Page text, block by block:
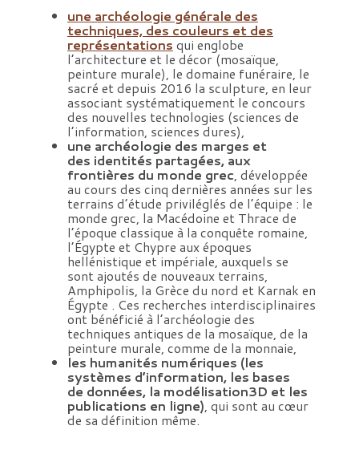
a
n
é
e
o
c
c
i
d
e
n
t
a
l
e
»
,
V
I
I
e
-
I
V
e
s
i
è
une archéologie générale des
techniques, des couleurs et des
représentations qui englobe
l’architecture et le décor (mosaïque,
peinture murale), le domaine funéraire, le
sacré et depuis 2016 la sculpture, en leur
associant systématiquement le concours
des nouvelles technologies (sciences de
l’information, sciences dures),
une archéologie des marges et
des identités partagées, aux
frontières du monde grec, développée
au cours des cinq dernières années sur les
terrains d’étude priviléglés de l’équipe : le
monde grec, la Macédoine et Thrace de
l’époque classique à la conquête romaine,
l’Égypte et Chypre aux époques
hellénistique et impériale, auxquels se
sont ajoutés de nouveaux terrains,
Amphipolis, la Grèce du nord et Karnak en
Égypte . Ces recherches interdisciplinaires
ont bénéficié à l’archéologie des
techniques antiques de la mosaïque, de la
peinture murale, comme de la monnaie,
les humanités numériques (les
systèmes d’information, les bases
de données, la modélisation3D et les
publications en ligne), qui sont au cœur
de sa définition même.